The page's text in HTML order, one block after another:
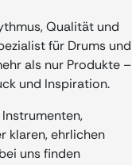
Qualität und
für Drums und
als nur Produkte –
und Inspiration.
klaren, ehrlichen
uns finden